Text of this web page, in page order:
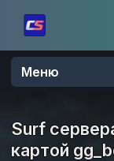
Меню
Surf
картой